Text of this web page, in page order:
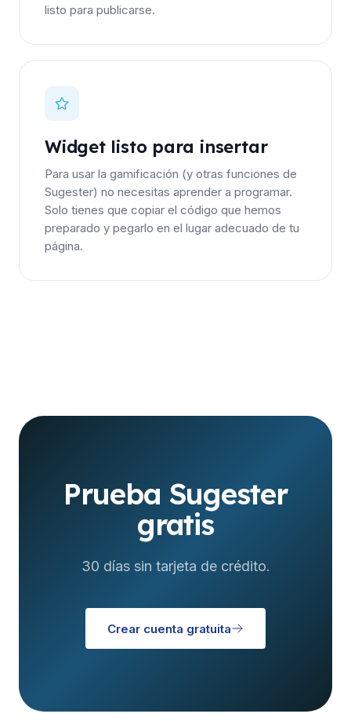
listo para publicarse.
Widget listo para insertar
Para usar la gamificación (y otras funciones de
Sugester) no necesitas aprender a programar.
Solo tienes que copiar el código que hemos
preparado y pegarlo en el lugar adecuado de tu
página.
Prueba Sugester
gratis
30 días sin tarjeta de crédito.
Crear cuenta gratuita